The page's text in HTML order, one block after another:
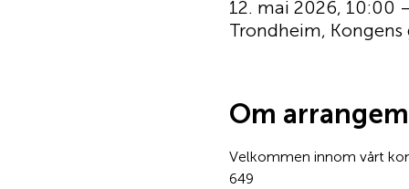
12. mai 2026, 10:00
Trondheim,
Om
Velkommen innom vårt
649